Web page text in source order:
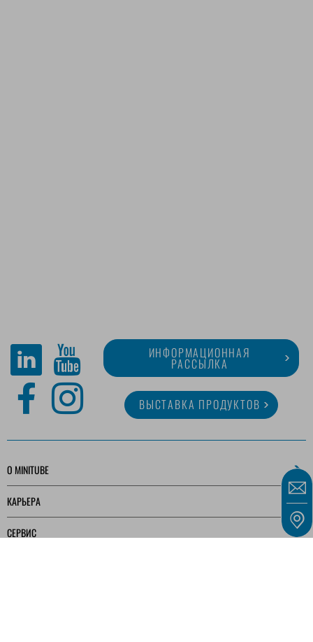
ИНФОРМАЦИОННАЯ
РАССЫЛКА
ВЫСТАВКА ПРОДУКТОВ
O MINITUBE
КАРЬЕРА
СЕРВИС